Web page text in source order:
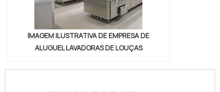
IMAGEM ILUSTRATIVA DE EMPRESA DE
ALUGUEL LAVADORAS DE LOUÇAS